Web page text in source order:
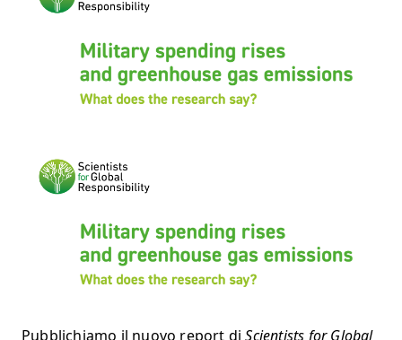
Pubblichiamo il nuovo report diScientists for Global